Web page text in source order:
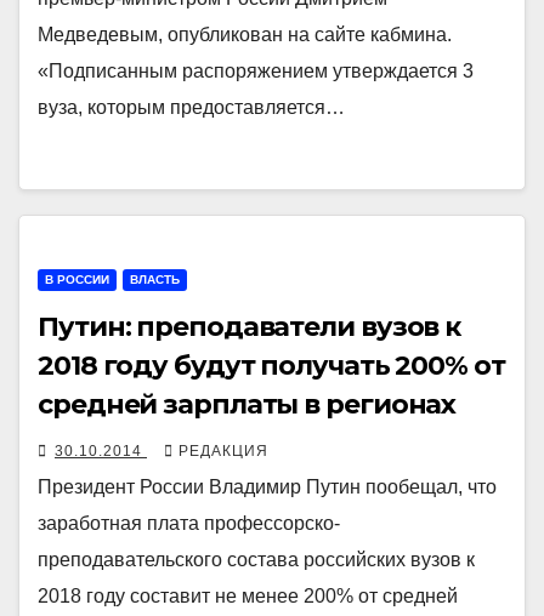
Медведевым, опубликован на сайте кабмина.
«Подписанным распоряжением утверждается 3
вуза, которым предоставляется…
В РОССИИ ВЛАСТЬ
Путин: преподаватели вузов к
2018 году будут получать 200% от
средней зарплаты в регионах
30.10.2014 РЕДАКЦИЯ
Президент России Владимир Путин пообещал, что
заработная плата профессорско-
преподавательского состава российских вузов к
2018 году составит не менее 200% от средней